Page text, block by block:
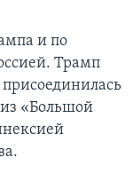
и по
Трамп
присоединилась
«Большой